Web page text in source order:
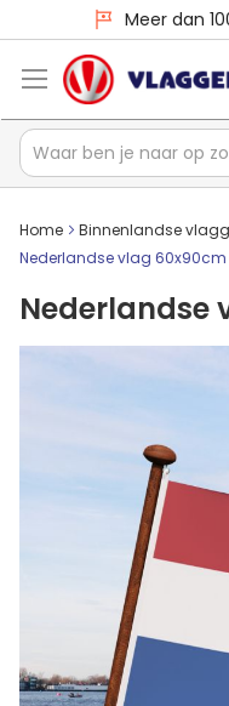
Meer dan
Voor 16:00
Home Binnenlandse
Nederlandse vlag 60x90cm
Nederlandse